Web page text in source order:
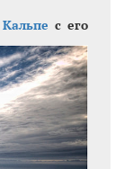
Кальпе с его